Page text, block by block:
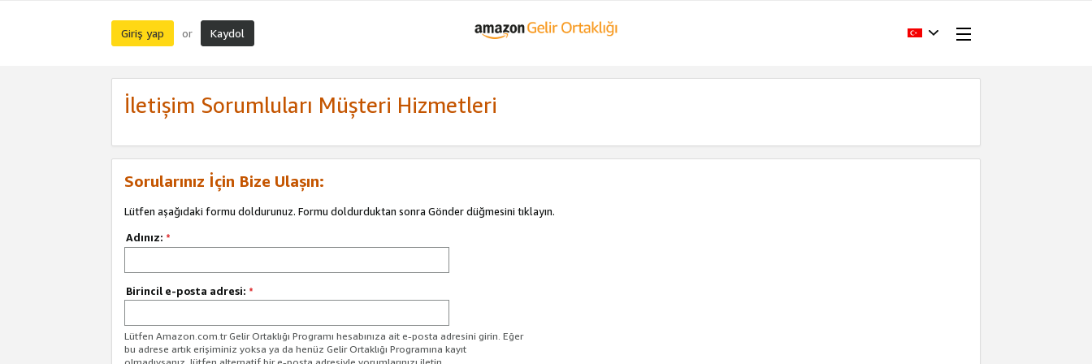
Giriş yap or Kaydol
İletişim Sorumluları Müşteri Hizmetleri
Sorularınız İçin Bize Ulaşın:
Lütfen aşağıdaki formu doldurunuz. Formu doldurduktan sonra Gönder düğmesini tıklayın.
Adınız: *
Birincil e-posta adresi: *
Lütfen Amazon.com.tr Gelir Ortaklığı Programı hesabınıza ait e-posta adresini girin. Eğer
bu adrese artık erişiminiz yoksa ya da henüz Gelir Ortaklığı Programına kayıt